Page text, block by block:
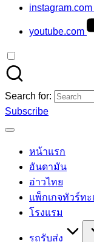
instagram.com
youtube.com
Search for:
Subscribe
หน้าแรก
อันดามัน
อ่าวไทย
แพ็กเกจทัวร์ทะ
โรงแรม
รถรับส่ง